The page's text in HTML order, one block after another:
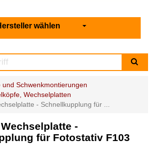
wählen
und Schwenkmontierungen
Wechselplatten
- Schnellkupplung für ...
-
für Fotostativ F103